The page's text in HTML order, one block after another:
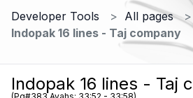
Developer Tools
All pages
Indopak 16 lines - Taj company
Indopak 16 lines - Taj